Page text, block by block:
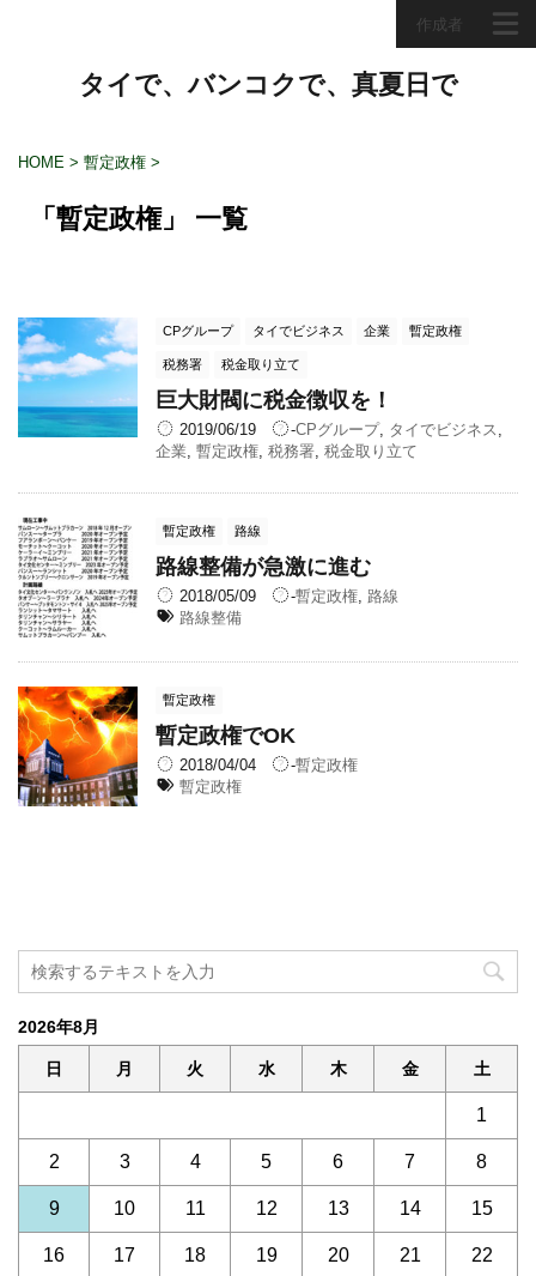
作成者
タイで、バンコクで、真夏日で
HOME > 暫定政権 >
「暫定政権」 一覧
CPグループ タイでビジネス 企業 暫定政権
税務署 税金取り立て
巨大財閥に税金徴収を！
2019/06/19 -CPグループ, タイでビジネス
企業 暫定政権 税務署 税金取り立て
暫定政権 路線
路線整備が急激に進む
2018/05/09 -暫定政権, 路線
路線整備
暫定政権
暫定政権でOK
2018/04/04 -暫定政権
暫定政権
2026年8月
日 月 火 水 木 金 土
1
2 3 4 5 6 7 8
9 10 11 12 13 14 15
16 17 18 19 20 21 22